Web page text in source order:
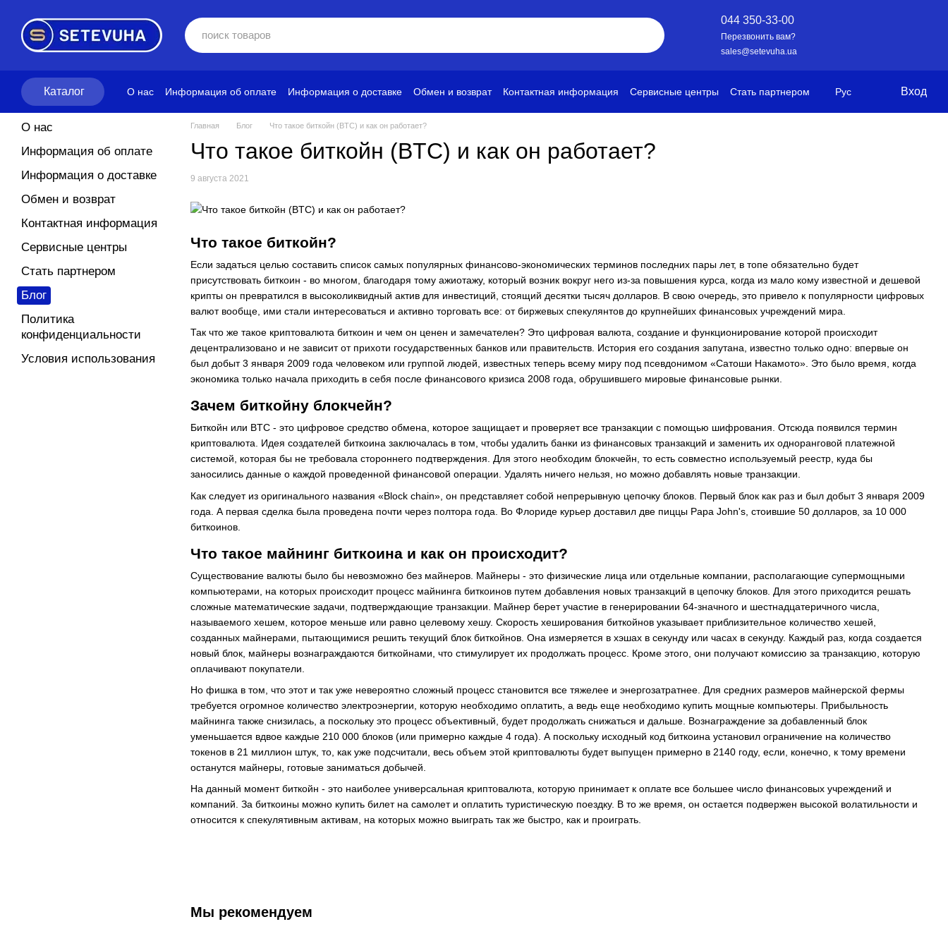
044 350-33-00
Перезвонить вам?
sales@setevuha.ua
Каталог О нас Информация об оплате Информация о доставке Обмен и возврат Контактная информация Сервисные центры
Стать партнером
Рус Вход
Главная Блог Что такое биткойн (BTC) и как он работает?
Что такое биткойн (BTC) и как он работает?
9 августа 2021
Что такое биткойн?
Если задаться целью составить список самых популярных финансово-экономических терминов последних пары лет, в топе обязательно будет
присутствовать биткоин - во многом, благодаря тому ажиотажу, который возник вокруг него из-за повышения курса, когда из мало кому известной и дешевой
крипты он превратился в высоколиквидный актив для инвестиций, стоящий десятки тысяч долларов. В свою очередь, это привело к популярности цифровых
валют вообще, ими стали интересоваться и активно торговать все: от биржевых спекулянтов до крупнейших финансовых учреждений мира.
Так что же такое криптовалюта биткоин и чем он ценен и замечателен? Это цифровая валюта, создание и функционирование которой происходит
децентрализовано и не зависит от прихоти государственных банков или правительств. История его создания запутана, известно только одно: впервые он
был добыт 3 января 2009 года человеком или группой людей, известных теперь всему миру под псевдонимом «Сатоши Накамото». Это было время, когда
экономика только начала приходить в себя после финансового кризиса 2008 года, обрушившего мировые финансовые рынки.
Зачем биткойну блокчейн?
Биткойн или BTC - это цифровое средство обмена, которое защищает и проверяет все транзакции с помощью шифрования. Отсюда появился термин
криптовалюта. Идея создателей биткоина заключалась в том, чтобы удалить банки из финансовых транзакций и заменить их одноранговой платежной
системой, которая бы не требовала стороннего подтверждения. Для этого необходим блокчейн, то есть совместно используемый реестр, куда бы
заносились данные о каждой проведенной финансовой операции. Удалять ничего нельзя, но можно добавлять новые транзакции.
Как следует из оригинального названия «Block chain», он представляет собой непрерывную цепочку блоков. Первый блок как раз и был добыт 3 января 2009
года. А первая сделка была проведена почти через полтора года. Во Флориде курьер доставил две пиццы Papa John's, стоившие 50 долларов, за 10 000
биткоинов.
Что такое майнинг биткоина и как он происходит?
Существование валюты было бы невозможно без майнеров. Майнеры - это физические лица или отдельные компании, располагающие супермощными
компьютерами, на которых происходит процесс майнинга биткоинов путем добавления новых транзакций в цепочку блоков. Для этого приходится решать
сложные математические задачи, подтверждающие транзакции. Майнер берет участие в генерировании 64-значного и шестнадцатеричного числа,
называемого хешем, которое меньше или равно целевому хешу. Скорость хеширования биткойнов указывает приблизительное количество хешей,
созданных майнерами, пытающимися решить текущий блок биткойнов. Она измеряется в хэшах в секунду или часах в секунду. Каждый раз, когда создается
новый блок, майнеры вознаграждаются биткойнами, что стимулирует их продолжать процесс. Кроме этого, они получают комиссию за транзакцию, которую
оплачивают покупатели.
Но фишка в том, что этот и так уже невероятно сложный процесс становится все тяжелее и энергозатратнее. Для средних размеров майнерской фермы
требуется огромное количество электроэнергии, которую необходимо оплатить, а ведь еще необходимо купить мощные компьютеры. Прибыльность
майнинга также снизилась, а поскольку это процесс объективный, будет продолжать снижаться и дальше. Вознаграждение за добавленный блок
уменьшается вдвое каждые 210 000 блоков (или примерно каждые 4 года). А поскольку исходный код биткоина установил ограничение на количество
токенов в 21 миллион штук, то, как уже подсчитали, весь объем этой криптовалюты будет выпущен примерно в 2140 году, если, конечно, к тому времени
останутся майнеры, готовые заниматься добычей.
На данный момент биткойн - это наиболее универсальная криптовалюта, которую принимает к оплате все большее число финансовых учреждений и
компаний. За биткоины можно купить билет на самолет и оплатить туристическую поездку. В то же время, он остается подвержен высокой волатильности и
относится к спекулятивным активам, на которых можно выиграть так же быстро, как и проиграть.
Мы рекомендуем
О нас
Информация об оплате
Информация о доставке
Обмен и возврат
Контактная информация
Сервисные центры
Стать партнером
Блог
Политика
конфиденциальности
Условия использования